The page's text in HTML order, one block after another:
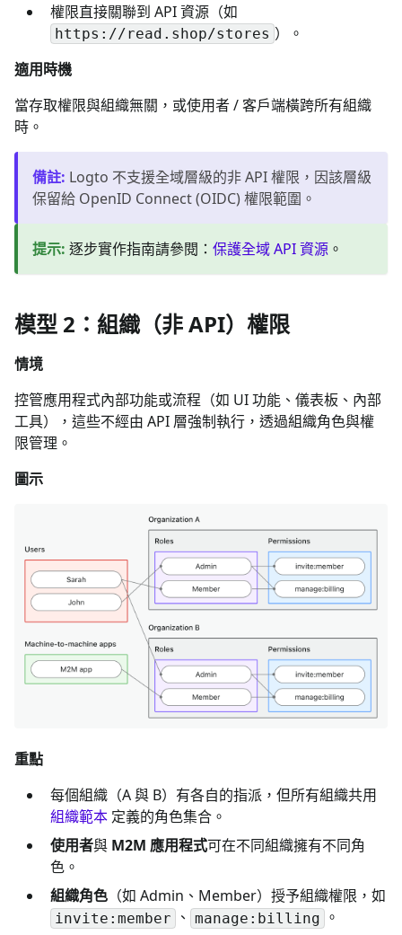
權限直接關聯到 API 資源（如
https://read.shop/stores ）。
適用時機
當存取權限與組織無關，或使用者 / 客戶端橫跨所有組織
時。
備註: Logto 不支援全域層級的非 API 權限，因該層級
保留給 OpenID Connect (OIDC) 權限範圍。
提示: 逐步實作指南請參閱： 保護全域 API 資源 。
模型 2：組織（非 API）權限
情境
控管應用程式內部功能或流程（如 UI 功能、儀表板、內部
工具），這些不經由 API 層強制執行，透過組織角色與權
限管理。
圖示
重點
每個組織（A 與 B）有各自的指派，但所有組織共用
組織範本 定義的角色集合。
使用者與 M2M 應用程式可在不同組織擁有不同角
色。
組織角色 （如 Admin、Member）授予組織權限，如
invite:member 、 manage:billing 。